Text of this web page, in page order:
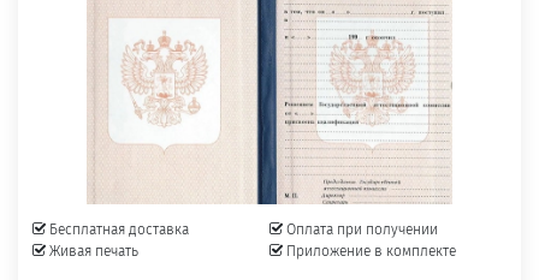
Бесплатная доставка
Живая печать
Оплата при получении
Приложение в комплекте